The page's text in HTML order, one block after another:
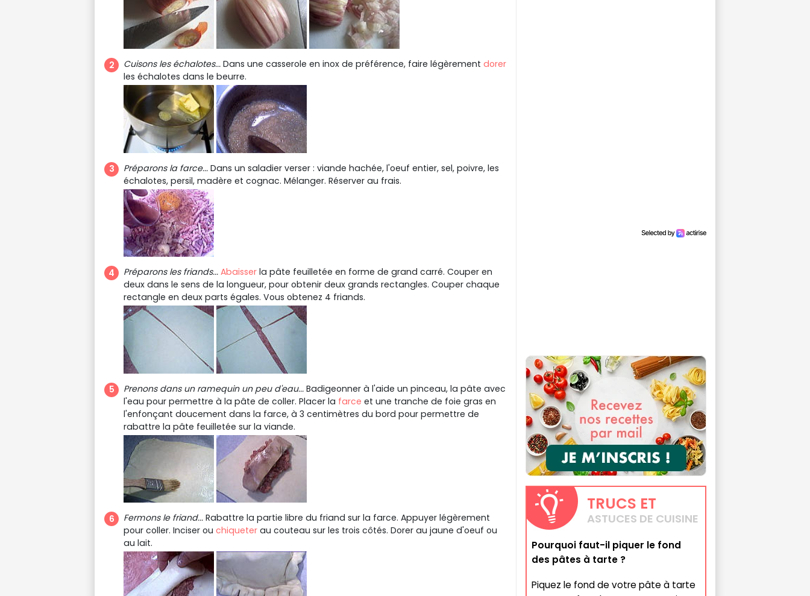
Cuisons les échalotes... Dans une casserole en inox de préférence, faire légèrement dorer
les échalotes dans le beurre.
Préparons la farce... Dans un saladier verser : viande hachée, l'oeuf entier, sel, poivre, les
échalotes, persil, madère et cognac. Mélanger. Réserver au frais.
Préparons les friands... Abaisser la pâte feuilletée en forme de grand carré. Couper en
deux dans le sens de la longueur, pour obtenir deux grands rectangles. Couper chaque
rectangle en deux parts égales. Vous obtenez 4 friands.
Prenons dans un ramequin un peu d'eau... Badigeonner à l'aide un pinceau, la pâte avec
l'eau pour permettre à la pâte de coller. Placer la farce et une tranche de foie gras en
l'enfonçant doucement dans la farce, à 3 centimètres du bord pour permettre de
rabattre la pâte feuilletée sur la viande.
Fermons le friand... Rabattre la partie libre du friand sur la farce. Appuyer légèrement
pour coller. Inciser ou chiqueter au couteau sur les trois côtés. Dorer au jaune d'oeuf ou
au lait.
TRUCS ET
ASTUCES DE CUISINE
Pourquoi faut-il piquer le fond
des pâtes à tarte ?
Piquez le fond de votre pâte à tarte